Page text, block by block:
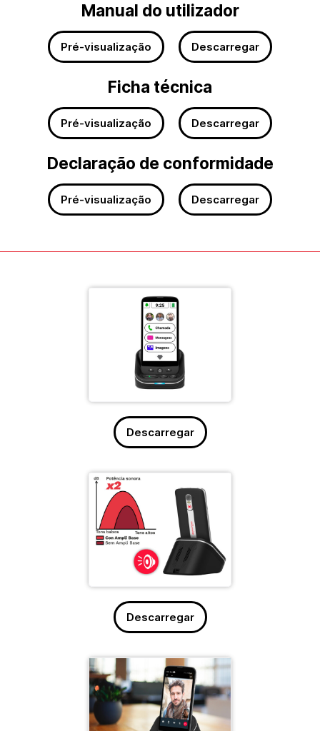
Manual do utilizador
Pré-visualização Descarregar
Ficha técnica
Pré-visualização Descarregar
Declaração de conformidade
Pré-visualização Descarregar
Descarregar
Descarregar